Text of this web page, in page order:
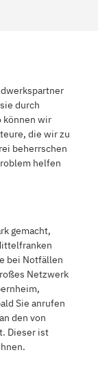
durch
können wir
die wir zu
beherrschen
helfen
gemacht,
bei Notfällen
Netzwerk
Sie anrufen
den von
Dieser ist